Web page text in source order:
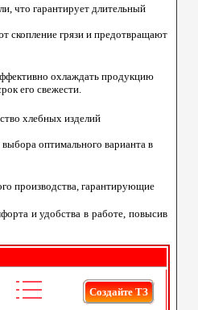
что гарантирует длительный
скопление грязи и предотвращают
охлаждать продукцию
его свежести.
хлебных изделий
оптимального варианта в
производства, гарантирующие
и удобства в работе, повысив
Создайте ТЗ